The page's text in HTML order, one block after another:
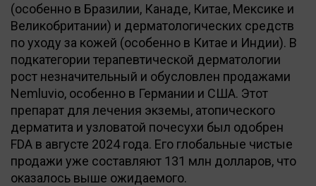
(особенно в Бразилии, Канаде, Китае, Мексике и
Великобритании) и дерматологических средств
по уходу за кожей (особенно в Китае и Индии). В
подкатегории терапевтической дерматологии
рост незначительный и обусловлен продажами
Nemluvio, особенно в Германии и США. Этот
препарат для лечения экземы, атопического
дерматита и узловатой почесухи был одобрен
FDA в августе 2024 года. Его глобальные чистые
продажи уже составляют 131 млн долларов, что
оказалось выше ожидаемого.